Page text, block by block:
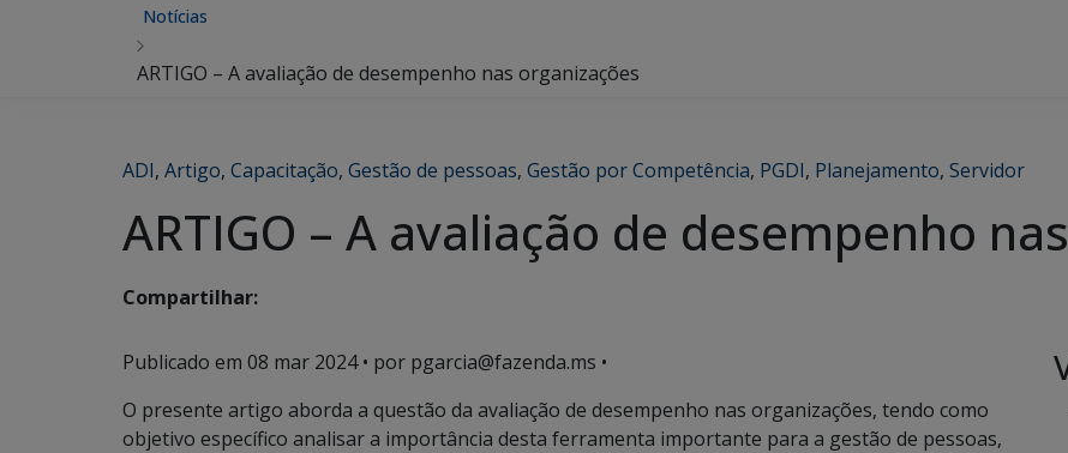
Notícias
ARTIGO – A avaliação de desempenho nas organizações
ADI, Artigo, Capacitação, Gestão de pessoas, Gestão por Competência, PGDI, Planejamento, Servidor
ARTIGO – A avaliação de desempenho
Compartilhar:
Publicado em 08 mar 2024• por pgarcia@fazenda.ms •
O presente artigo aborda a questão da avaliação de desempenho nas organizações, tendo como
objetivo específico analisar a importância desta ferramenta importante para a gestão de pessoas,